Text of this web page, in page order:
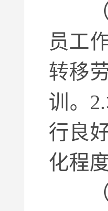
（
员工
转移
训。
行良
化程
（